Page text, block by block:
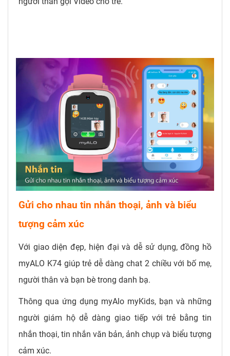
Gửi cho nhau tin nhắn thoại, ảnh và biểu
tượng cảm xúc
Với giao diện đẹp, hiện đại và dễ sử dụng, đồng hồ
myALO K74 giúp trẻ dễ dàng chat 2 chiều với bố mẹ,
người thân và bạn bè trong danh bạ.
Thông qua ứng dụng myAlo myKids, bạn và những
người giám hộ dễ dàng giao tiếp với trẻ bằng tin
nhắn thoại, tin nhắn văn bản, ảnh chụp và biểu tượng
cảm xúc.